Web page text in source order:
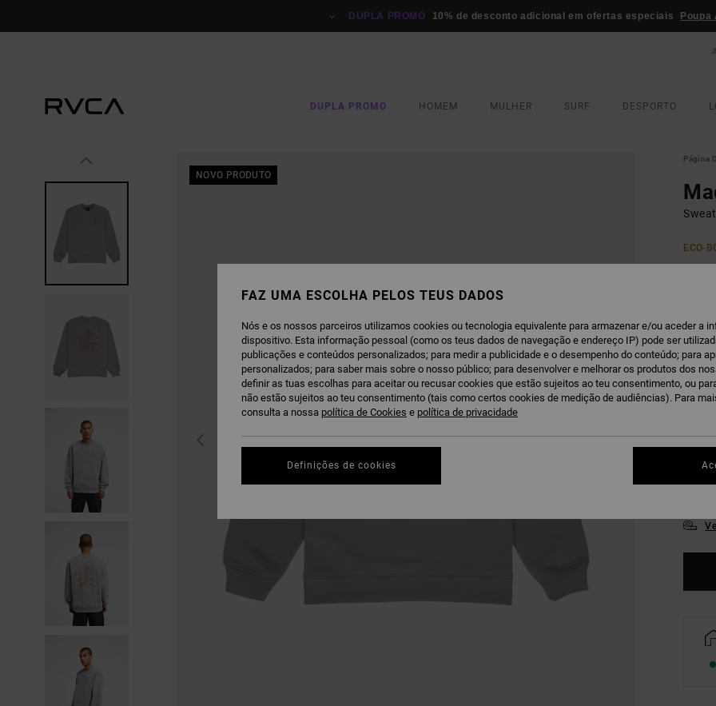
DUPLA PROMO 10% de desconto adicional em ofertas especiais Poupa
DUPLA PROMO HOMEM MULHER SURF DESPORTO
NOVO PRODUTO
Página
ECO-
COR
XS
FAZ UMA ESCOLHA PELOS TEUS DADOS
Nós e os nossos parceiros utilizamos cookies ou tecnologia equivalente para armazenar e/ou aceder a
dispositivo. Esta informação pessoal (como os teus dados de navegação e endereço IP) pode ser
publicações e conteúdos personalizados; para medir a publicidade e o desempenho do conteúdo; para
personalizados; para saber mais sobre o nosso público; para desenvolver e melhorar os produtos dos
definir as tuas escolhas para aceitar ou recusar cookies que estão sujeitos ao teu consentimento, ou
não estão sujeitos ao teu consentimento (tais como certos cookies de medição de audiências). Para
consulta a nossa política de Cookies e política de privacidade
Definições de cookies